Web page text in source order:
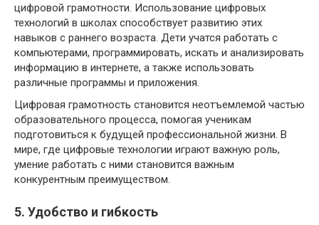
цифровой грамотности. Использование цифровых
технологий в школах способствует развитию этих
навыков с раннего возраста. Дети учатся работать с
компьютерами, программировать, искать и анализировать
информацию в интернете, а также использовать
различные программы и приложения.
Цифровая грамотность становится неотъемлемой частью
образовательного процесса, помогая ученикам
подготовиться к будущей профессиональной жизни. В
мире, где цифровые технологии играют важную роль,
умение работать с ними становится важным
конкурентным преимуществом.
5. Удобство и гибкость